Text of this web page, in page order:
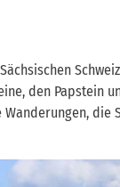
den Papstein
die